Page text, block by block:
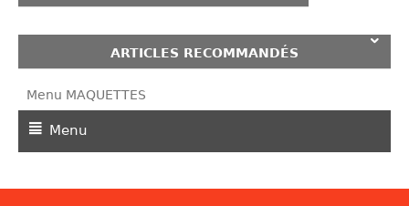
ARTICLES RECOMMANDÉS
Menu MAQUETTES
Menu